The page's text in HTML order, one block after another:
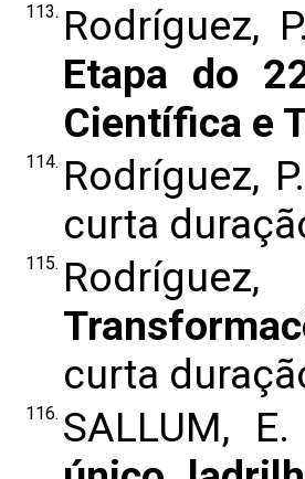
113. Rodríguez,
Etapa do
Científica e
114. Rodríguez,
curta
115.
curta
116. SALLUM,